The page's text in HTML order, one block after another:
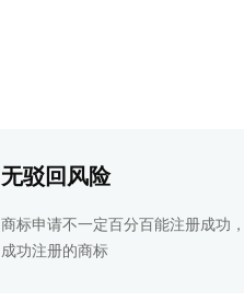
无驳回风险
商标申请不一定百分百能注册成功
成功注册的商标